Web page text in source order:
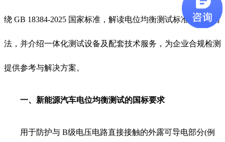
绕 GB 18384-2025 国家标准，解读电位均衡测试标准与测试方
法，并介绍一体化测试设备及配套技术服务，为企业合规检测
提供参考与解决方案。
一、新能源汽车电位均衡测试的国标要求
用于防护与 B级电压电路直接接触的外露可导电部分(例